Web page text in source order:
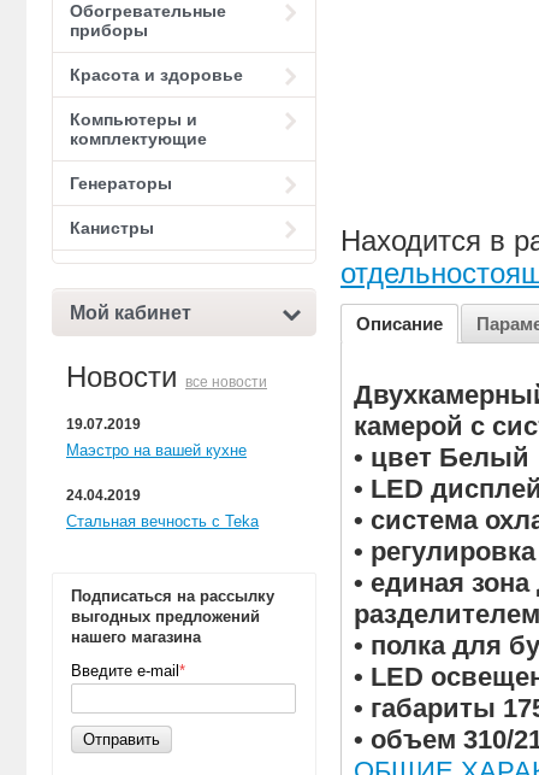
Обогревательные
приборы
Красота и здоровье
Компьютеры и
комплектующие
Генераторы
Канистры
Мой кабинет
Новости все новости
19.07.2019
Маэстро на вашей кухне
24.04.2019
Стальная вечность с Teka
Подписаться на рассылку
выгодных предложений
нашего магазина
Введите e-mail *
Отправить
Находится в
Описание
камерой с
• цвет Белый
• LED
• система
•
• единая
разделителем
• полка для
• LED
• габариты
• объем 310/